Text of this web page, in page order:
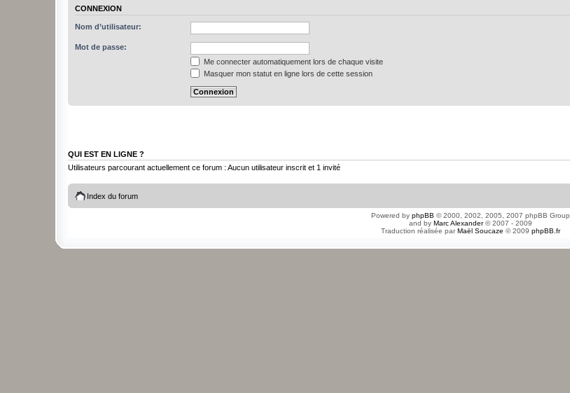
CONNEXION
Nom d’utilisateur:
Mot de passe:
Me connecter automatiquement lors de chaque visite
Masquer mon statut en ligne lors de cette session
QUI EST EN LIGNE ?
Utilisateurs parcourant actuellement ce forum : Aucun utilisateur inscrit et 1 invité
Index du forum
Powered by phpBB © 2000, 2002, 2005, 2007 phpBB Group
and by Marc Alexander© 2007 - 2009
Traduction réalisée parMaël Soucaze © 2009 phpBB.fr